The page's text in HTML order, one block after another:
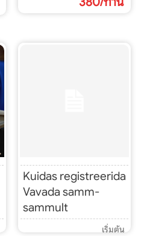
Kuidas registreerida
Vavada samm-
sammult
เริ่มต้น